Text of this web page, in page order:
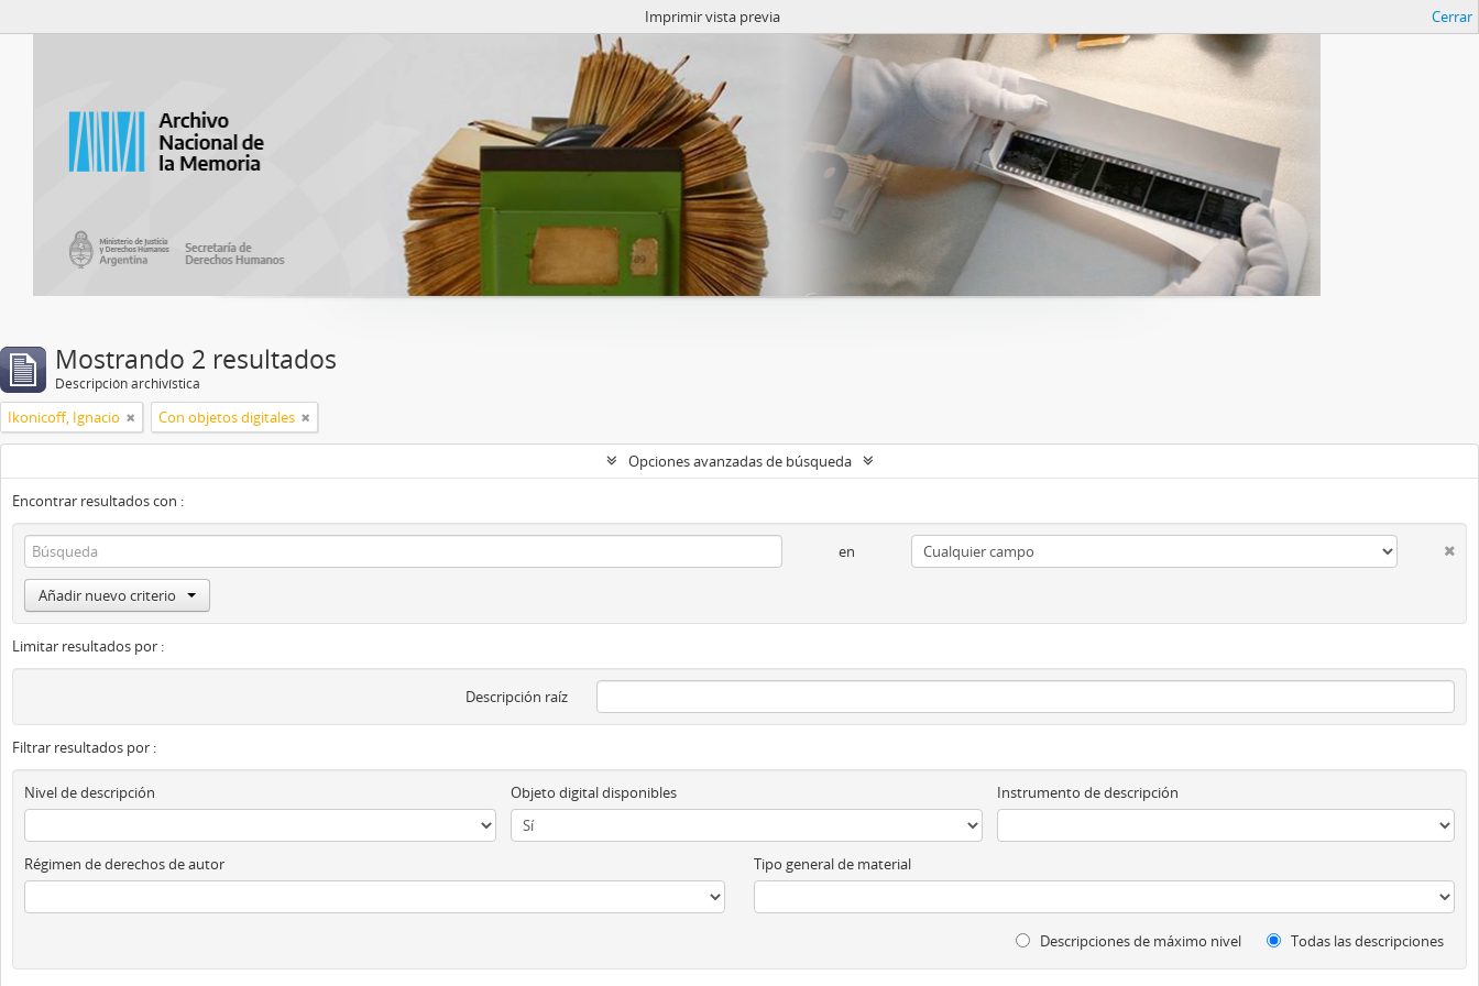
Imprimir vista previa Cerrar
Mostrando 2 resultados
Descripción archivística
Ikonicoff, Ignacio Con objetos digitales
Opciones avanzadas de búsqueda
Encontrar resultados con :
en
Añadir nuevo criterio
Limitar resultados por :
Descripción raíz
Filtrar resultados por :
Nivel de descripción Objeto digital disponibles Instrumento de descripción
Régimen de derechos de autor Tipo general de material
Descripciones de máximo nivel Todas las descripciones